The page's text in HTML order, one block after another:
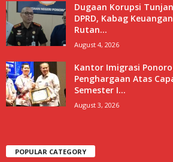
Dugaan Korupsi
DPRD, Kabag
Rutan...
August 4, 2026
Kantor Imigrasi
Penghargaan Atas
Semester I...
August 3, 2026
POPULAR CATEGORY